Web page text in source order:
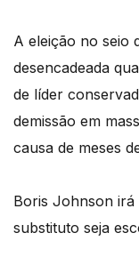
A eleição no seio
desencadeada
de líder
demissão em
causa de meses
Boris Johnson
substituto seja